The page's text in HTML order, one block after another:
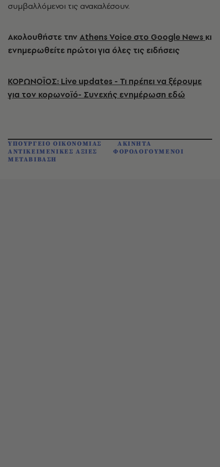
συμβαλλόμενοι τις ανακαλέσουν.
Ακολουθήστε την Athens Voice στο Google News κι
ενημερωθείτε πρώτοι για όλες τις ειδήσεις
ΚΟΡΩΝΟΪΟΣ: Live updates - Τι πρέπει να ξέρουμε
για τον κορωνοϊό- Συνεχής ενημέρωση εδώ
ΥΠΟΥΡΓΕΙΟ ΟΙΚΟΝΟΜΙΑΣ
ΑΚΙΝΗΤΑ
ΑΝΤΙΚΕΙΜΕΝΙΚΕΣ ΑΞΙΕΣ
ΦΟΡΟΛΟΓΟΥΜΕΝΟΙ
ΜΕΤΑΒΙΒΑΣΗ